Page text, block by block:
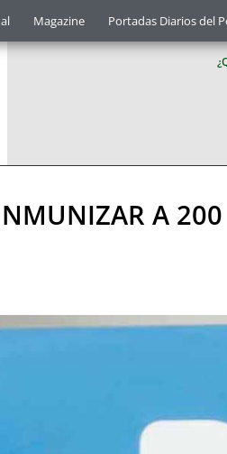
Magazine Portadas Diarios del
A